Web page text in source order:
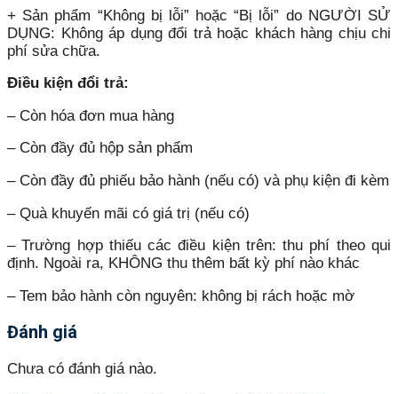
+ Sản phẩm “Không bị lỗi” hoặc “Bị lỗi” do NGƯỜI SỬ
DỤNG: Không áp dụng đổi trả hoặc khách hàng chịu chi
phí sửa chữa.
Điều kiện đổi trả:
– Còn hóa đơn mua hàng
– Còn đầy đủ hộp sản phẩm
– Còn đầy đủ phiếu bảo hành (nếu có) và phụ kiện đi kèm
– Quà khuyến mãi có giá trị (nếu có)
– Trường hợp thiếu các điều kiện trên: thu phí theo qui
định. Ngoài ra, KHÔNG thu thêm bất kỳ phí nào khác
– Tem bảo hành còn nguyên: không bị rách hoặc mờ
Đánh giá
Chưa có đánh giá nào.